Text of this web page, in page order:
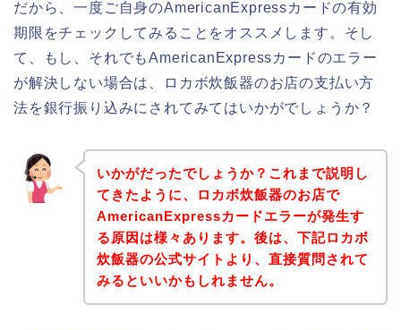
だから、一度ご自身のAmericanExpressカードの有効
期限をチェックしてみることをオススメします。そし
て、もし、それでもAmericanExpressカードのエラー
が解決しない場合は、ロカボ炊飯器のお店の支払い方
法を銀行振り込みにされてみてはいかがでしょうか？
いかがだったでしょうか？これまで説明し
てきたように、ロカボ炊飯器のお店で
AmericanExpressカードエラーが発生す
る原因は様々あります。後は、下記ロカボ
炊飯器の公式サイトより、直接質問されて
みるといいかもしれません。